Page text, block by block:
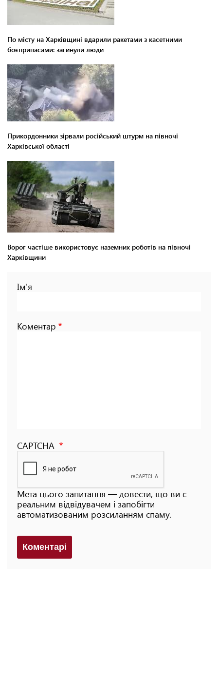
По місту на Харківщині вдарили ракетами з касетними
боєприпасами: загинули люди
Прикордонники зірвали російський штурм на півночі
Харківської області
Ворог частіше використовує наземних роботів на півночі
Харківщини
Ім'я
Коментар
CAPTCHA
Мета цього запитання — довести, що ви є
реальним відвідувачем і запобігти
автоматизованим розсиланням спаму.
Коментарi